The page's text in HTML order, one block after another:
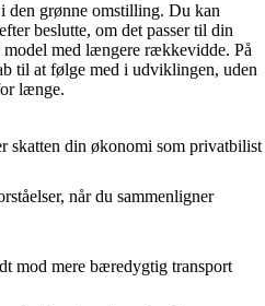
den grønne omstilling. Du kan
beslutte, om det passer til din
med længere rækkevidde. På
til at følge med i udviklingen, uden
længe.
skatten din økonomi som privatbilist
når du sammenligner
mod mere bæredygtig transport